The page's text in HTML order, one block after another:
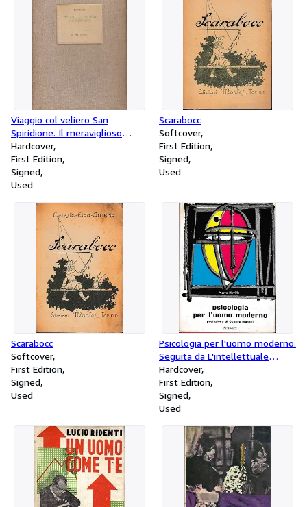
Viaggio col veliero San
Spiridione. Il meraviglioso
giardino, Poesie di dolore in
morte di Caterina, Preghiere ai
poeti nell'ora della tempesta,
Danza sull'acqua
Hardcover
First Edition
Signed
Used
Scarabocc
Softcover
First Edition
Signed
Used
Scarabocc
Softcover
First Edition
Signed
Used
Psicologia per l'uomo moderno.
Seguita da L'intellettuale
comunista
Hardcover
First Edition
Signed
Used